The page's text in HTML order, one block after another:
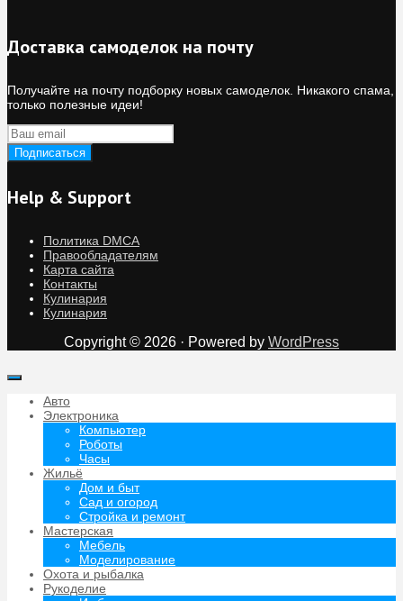
Доставка самоделок на почту
Получайте на почту подборку новых самоделок. Никакого спама,
только полезные идеи!
Help & Support
Политика DMCA
Правообладателям
Карта сайта
Контакты
Кулинария
Кулинария
Copyright © 2026 · Powered by WordPress
Авто
Электроника
Компьютер
Роботы
Часы
Жильё
Дом и быт
Сад и огород
Стройка и ремонт
Мастерская
Мебель
Моделирование
Охота и рыбалка
Рукоделие